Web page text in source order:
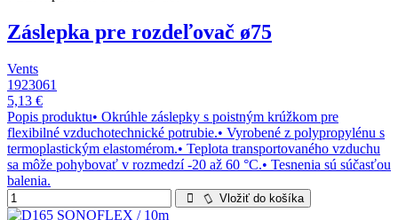
Záslepka pre rozdeľovač ø75
Vents
1923061
5,13 €
Popis produktu• Okrúhle záslepky s poistným krúžkom pre
flexibilné vzduchotechnické potrubie.• Vyrobené z polypropylénu s
termoplastickým elastomérom.• Teplota transportovaného vzduchu
sa môže pohybovať v rozmedzí -20 až 60 °C.• Tesnenia sú súčasťou
balenia.
Vložiť do košíka